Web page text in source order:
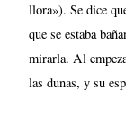
llora»). Se dice
que se estaba
mirarla. Al
las dunas, y su